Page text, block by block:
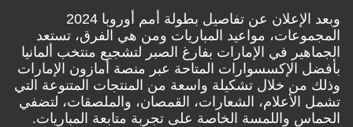
وبعد الإعلان عن تفاصيل بطولة أمم أوروبا 2024
المجموعات، مواعيد المباريات ومن هي الفرق، تستعد
الجماهير في الإمارات بفارغ الصبر لتشجيع منتخب ألمانيا
بأفضل الإكسسوارات المتاحة عبر منصة أمازون الإمارات
وذلك من خلال تشكيلة واسعة من المنتجات المتنوعة التي
تشمل الأعلام، الشعارات، القمصان، والملصقات، لتضفي
الحماس واللمسة الخاصة على تجربة متابعة المباريات.